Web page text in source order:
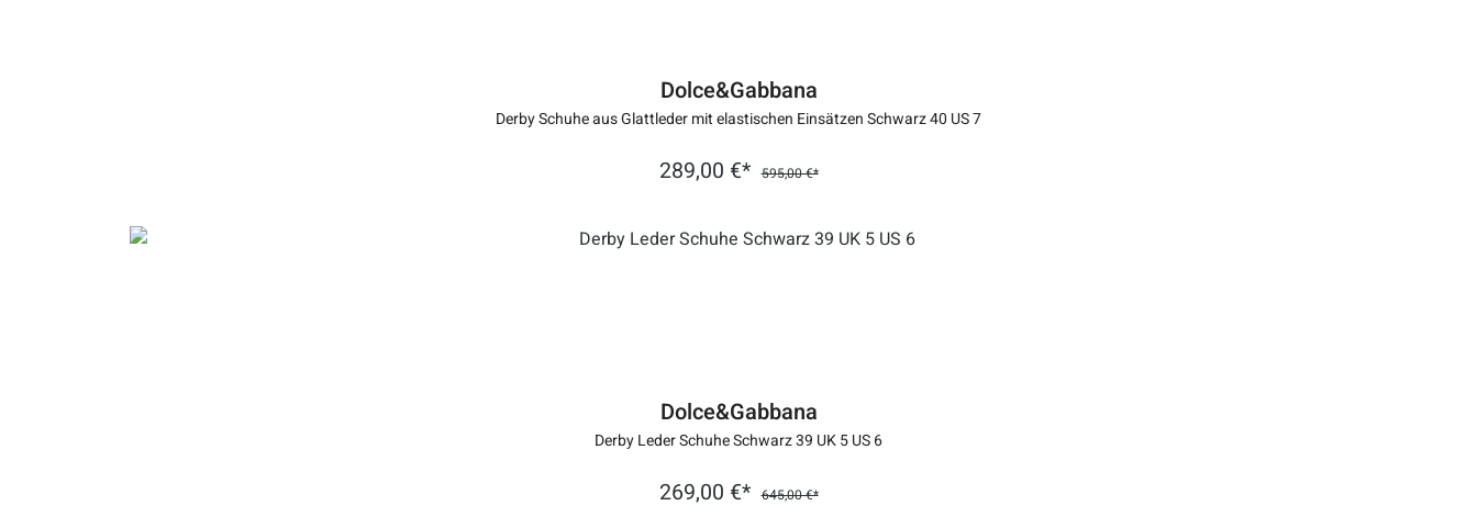
Dolce&Gabbana
Derby Schuhe aus Glattleder mit elastischen Einsätzen Schwarz 40 US 7
289,00 €* 595,00 €*
Dolce&Gabbana
Derby Leder Schuhe Schwarz 39 UK 5 US 6
269,00 €* 645,00 €*